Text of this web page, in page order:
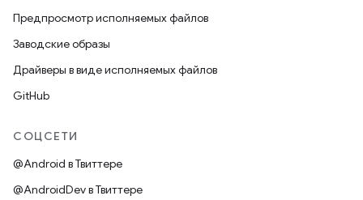
Предпросмотр исполняемых файлов
Заводские образы
Драйверы в виде исполняемых файлов
GitHub
СОЦСЕТИ
@Android в Твиттере
@AndroidDev в Твиттере